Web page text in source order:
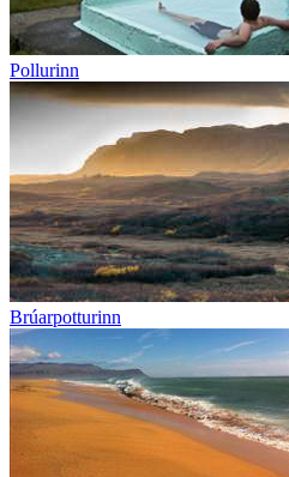
Pollurinn
Brúarpotturinn